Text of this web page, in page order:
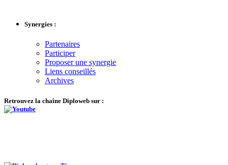
Synergies :
Partenaires
Participer
Proposer une synergie
Liens conseillés
Archives
Retrouvez la chaîne Diploweb sur :